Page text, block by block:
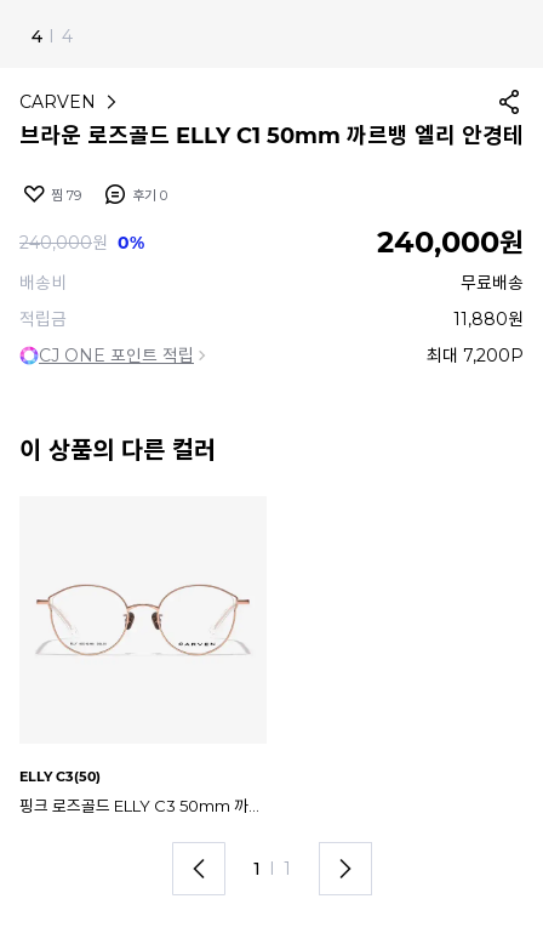
4 I 4
CARVEN
브라운 로즈골드 ELLY C1 50mm 까르뱅 엘리 안경테
찜 79 후기 0
240,000원 0% 240,000원
배송비
무료배송
적립금
11,880원
CJ ONE 포인트 적립
최대 7,200P
이 상품의 다른 컬러
ELLY C3(50)
1 I 1